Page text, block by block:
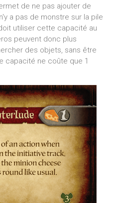
de ne pas ajouter de
a pas de monstre sur la pile
utiliser cette capacité au
peuvent donc plus
des objets, sans être
capacité ne coûte que 1